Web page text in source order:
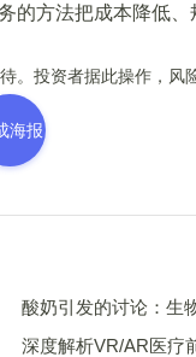
的方法把成本降低、
投资者据此操作，风险
海报
酸奶引发的讨论：生
深度解析VR/AR医疗